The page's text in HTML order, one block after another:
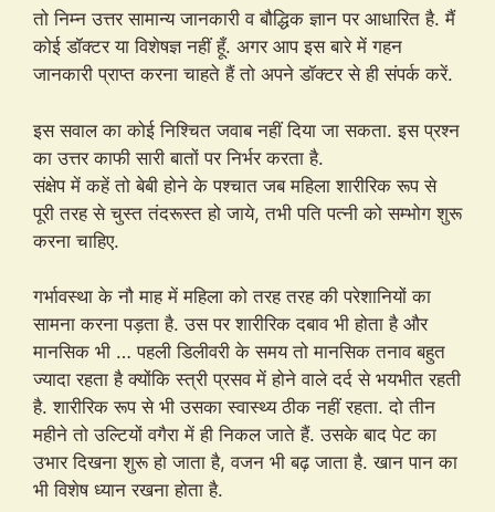
तो निम्न उत्तर सामान्य जानकारी व बौद्धिक ज्ञान पर आधारित है. मैं
कोई डॉक्टर या विशेषज्ञ नहीं हूँ. अगर आप इस बारे में गहन
जानकारी प्राप्त करना चाहते हैं तो अपने डॉक्टर से ही संपर्क करें.
इस सवाल का कोई निश्चित जवाब नहीं दिया जा सकता. इस प्रश्न
का उत्तर काफी सारी बातों पर निर्भर करता है.
संक्षेप में कहें तो बेबी होने के पश्चात जब महिला शारीरिक रूप से
पूरी तरह से चुस्त तंदरूस्त हो जाये, तभी पति पत्नी को सम्भोग शुरू
करना चाहिए.
गर्भावस्था के नौ माह में महिला को तरह तरह की परेशानियों का
सामना करना पड़ता है. उस पर शारीरिक दबाव भी होता है और
मानसिक भी … पहली डिलीवरी के समय तो मानसिक तनाव बहुत
ज्यादा रहता है क्योंकि स्त्री प्रसव में होने वाले दर्द से भयभीत रहती
है. शारीरिक रूप से भी उसका स्वास्थ्य ठीक नहीं रहता. दो तीन
महीने तो उल्टियों वगैरा में ही निकल जाते हैं. उसके बाद पेट का
उभार दिखना शुरू हो जाता है, वजन भी बढ़ जाता है. खान पान का
भी विशेष ध्यान रखना होता है.